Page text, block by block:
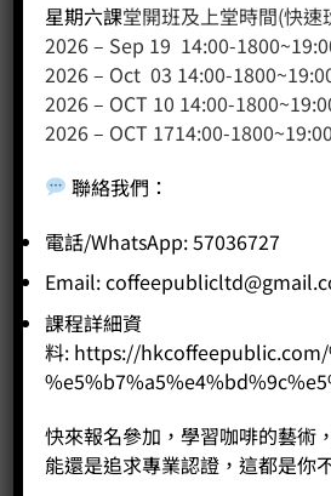
Price: HK$
BUY NOW
星期六課堂開班及上堂時間(快速
2026 – Sep 19 14:00-
2026 – Oct 03 14:00-
2026 – OCT 10 14:00-
2026 – OCT 1714:00-1800~19:00
聯絡我們 ：
電話/WhatsApp: 57036727
Email:
課程詳細資
料: https://
快來報名參加，學習咖啡的藝術
能還是追求專業認證，這都是你